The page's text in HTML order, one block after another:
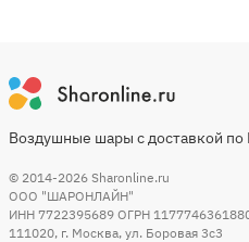
Воздушные шары с доставкой по
© 2014-2026 Sharonline.ru
ООО "ШАРОНЛАЙН"
ИНН 7722395689 ОГРН
111020, г. Москва, ул. Боровая 3c3